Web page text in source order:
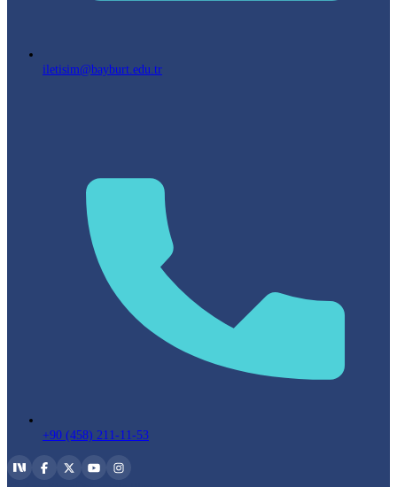
iletisim@bayburt.edu.tr
+90 (458) 211-11-53